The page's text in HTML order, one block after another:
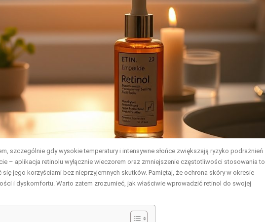
szczególnie gdy wysokie temperatury i intensywne słońce zwiększają ryzyko podrażnień
– aplikacja retinolu wyłącznie wieczorem oraz zmniejszenie częstotliwości stosowania to
jego korzyściami bez nieprzyjemnych skutków. Pamiętaj, że ochrona skóry w okresie
i dyskomfortu. Warto zatem zrozumieć, jak właściwie wprowadzić retinol do swojej